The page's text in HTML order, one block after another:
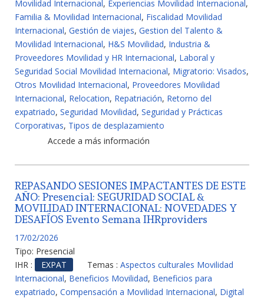
Movilidad Internacional , Experiencias Movilidad Internacional ,
Familia & Movilidad Internacional, Fiscalidad Movilidad
Internacional, Gestión de viajes, Gestion del Talento &
Movilidad Internacional, H&S Movilidad, Industria &
Proveedores Movilidad y HR Internacional, Laboral y
Seguridad Social Movilidad Internacional, Migratorio: Visados,
Otros Movilidad Internacional, Proveedores Movilidad
Internacional, Relocation, Repatriación, Retorno del
expatriado, Seguridad Movilidad, Seguridad y Prácticas
Corporativas, Tipos de desplazamiento
Accede a más información
REPASANDO SESIONES IMPACTANTES DE ESTE
AÑO: Presencial: SEGURIDAD SOCIAL &
MOVILIDAD INTERNACIONAL: NOVEDADES Y
DESAFÍOS Evento Semana IHRproviders
17/02/2026
Tipo: Presencial
IHR :
EXPAT Temas : Aspectos culturales Movilidad
Internacional, Beneficios Movilidad, Beneficios para
expatriado, Compensación a Movilidad Internacional, Digital